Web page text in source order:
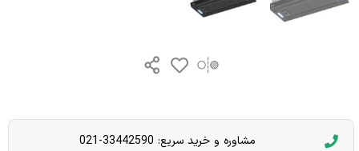
مشاوره و خرید سریع: 33442590-021